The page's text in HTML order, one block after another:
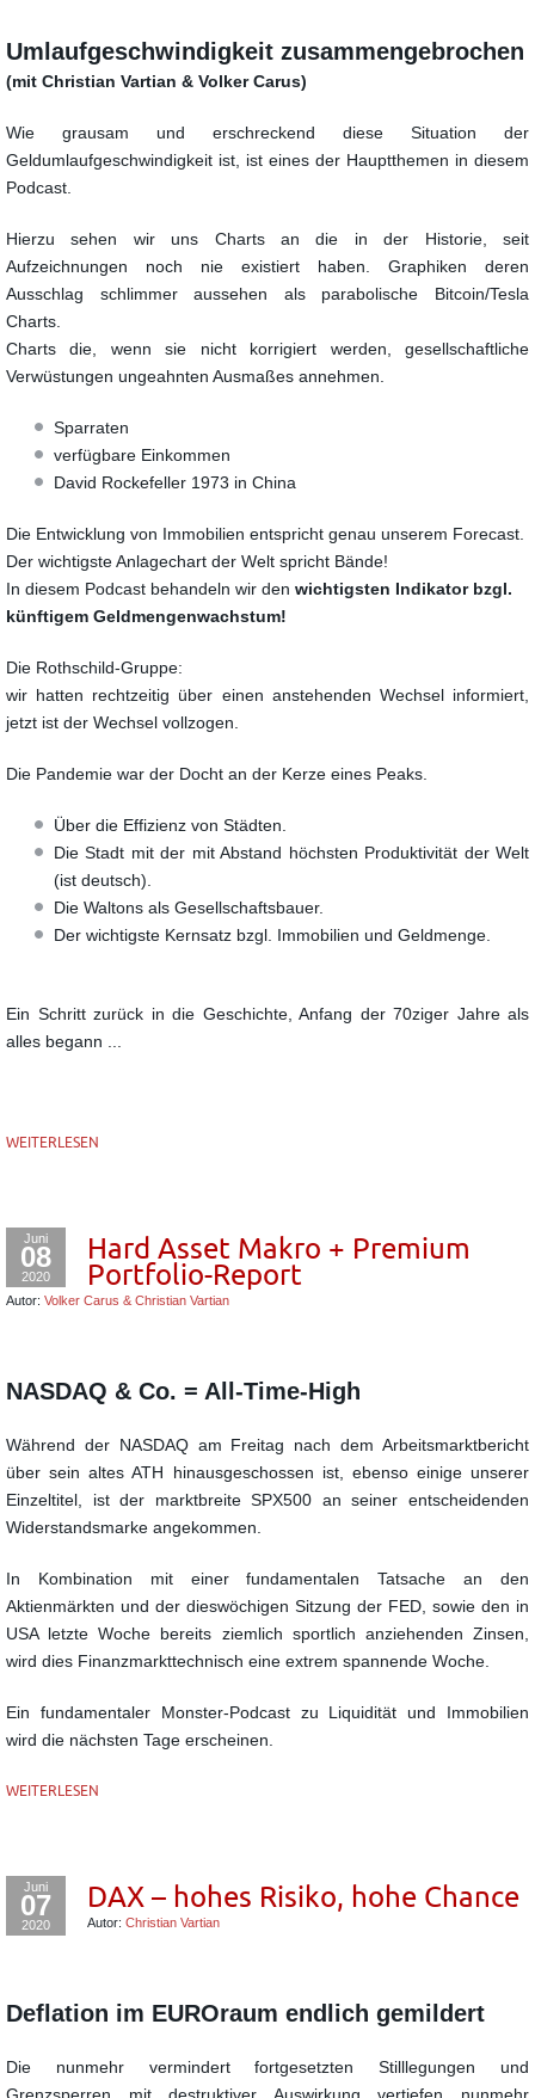
Umlaufgeschwindigkeit zusammengebrochen
(mit Christian Vartian & Volker Carus)
Wie grausam und erschreckend diese Situation der
Geldumlaufgeschwindigkeit ist, ist eines der Hauptthemen in diesem
Podcast.
Hierzu sehen wir uns Charts an die in der Historie, seit
Aufzeichnungen noch nie existiert haben. Graphiken deren
Ausschlag schlimmer aussehen als parabolische Bitcoin/Tesla
Charts.
Charts die, wenn sie nicht korrigiert werden, gesellschaftliche
Verwüstungen ungeahnten Ausmaßes annehmen.
Sparraten
verfügbare Einkommen
David Rockefeller 1973 in China
Die Entwicklung von Immobilien entspricht genau unserem Forecast.
Der wichtigste Anlagechart der Welt spricht Bände!
In diesem Podcast behandeln wir den wichtigsten Indikator bzgl.
künftigem Geldmengenwachstum!
Die Rothschild-Gruppe:
wir hatten rechtzeitig über einen anstehenden Wechsel informiert,
jetzt ist der Wechsel vollzogen.
Die Pandemie war der Docht an der Kerze eines Peaks.
Über die Effizienz von Städten.
Die Stadt mit der mit Abstand höchsten Produktivität der Welt
(ist deutsch).
Die Waltons als Gesellschaftsbauer.
Der wichtigste Kernsatz bzgl. Immobilien und Geldmenge.
Ein Schritt zurück in die Geschichte, Anfang der 70ziger Jahre als
alles begann ...
WEITERLESEN
Juni
08
2020
Hard Asset Makro + Premium
Portfolio-Report
Autor: Volker Carus & Christian Vartian
NASDAQ & Co. = All-Time-High
Während der NASDAQ am Freitag nach dem Arbeitsmarktbericht
über sein altes ATH hinausgeschossen ist, ebenso einige unserer
Einzeltitel, ist der marktbreite SPX500 an seiner entscheidenden
Widerstandsmarke angekommen.
In Kombination mit einer fundamentalen Tatsache an den
Aktienmärkten und der dieswöchigen Sitzung der FED, sowie den in
USA letzte Woche bereits ziemlich sportlich anziehenden Zinsen,
wird dies Finanzmarkttechnisch eine extrem spannende Woche.
Ein fundamentaler Monster-Podcast zu Liquidität und Immobilien
wird die nächsten Tage erscheinen.
WEITERLESEN
Juni
07
2020
DAX – hohes Risiko, hohe Chance
Autor: Christian Vartian
Deflation im EUROraum endlich gemildert
Die nunmehr vermindert fortgesetzten Stilllegungen und